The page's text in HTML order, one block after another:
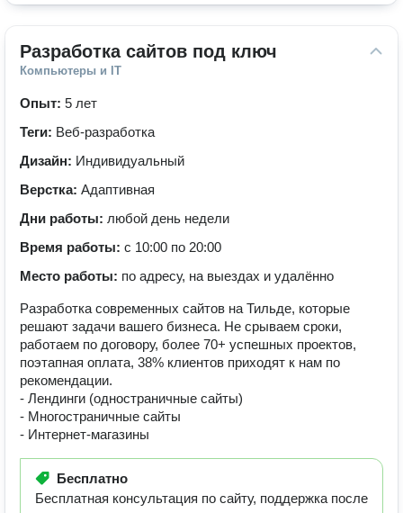
Разработка сайтов под ключ
Компьютеры и IT
Опыт: 5 лет
Теги: Веб-разработка
Дизайн: Индивидуальный
Верстка: Адаптивная
Дни работы: любой день недели
Время работы: с 10:00 по 20:00
Место работы: по адресу, на выездах и удалённо
Разработка современных сайтов на Тильде, которые
решают задачи вашего бизнеса. Не срываем сроки,
работаем по договору, более 70+ успешных проектов,
поэтапная оплата, 38% клиентов приходят к нам по
рекомендации.
- Лендинги (одностраничные сайты)
- Многостраничные сайты
- Интернет-магазины
Бесплатно
Бесплатная консультация по сайту, поддержка после